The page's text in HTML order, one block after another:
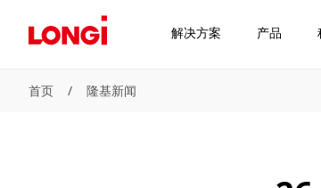
解决方案 产品
首页 / 隆基新闻